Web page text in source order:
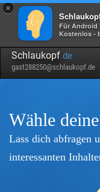
×
Für Android
Kostenlos -
Schlaukopf.de
gast288250@schlaukopf.de
Wähle
Lass dich abfragen
interessanten